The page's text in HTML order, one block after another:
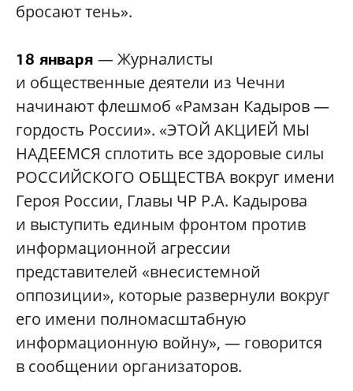
бросают тень».
18 января — Журналисты
и общественные деятели из Чечни
начинают флешмоб «Рамзан Кадыров —
гордость России». «ЭТОЙ АКЦИЕЙ МЫ
НАДЕЕМСЯ сплотить все здоровые силы
РОССИЙСКОГО ОБЩЕСТВА вокруг имени
Героя России, Главы ЧР Р.А. Кадырова
и выступить единым фронтом против
информационной агрессии
представителей «внесистемной
оппозиции», которые развернули вокруг
его имени полномасштабную
информационную войну», — говорится
в сообщении организаторов.